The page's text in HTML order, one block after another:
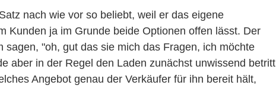
nach wie vor so beliebt, weil er das eigene
Kunden ja im Grunde beide Optionen offen lässt. Der
sagen, "oh, gut das sie mich das Fragen, ich möchte
aber in der Regel den Laden zunächst unwissend betritt
Angebot genau der Verkäufer für ihn bereit hält,